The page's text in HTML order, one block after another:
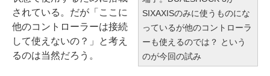
SIXAXISのみに使うものにな
っているが他のコントローラ
ーも使えるのでは？ という
のが今回の試み
されている。だが「ここに
他のコントローラーは接続
して使えないの？」と考え
るのは当然だろう。